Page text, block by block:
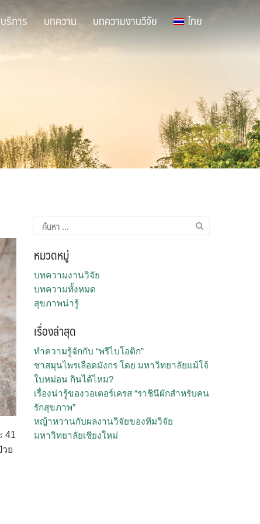
บริการ บทความ บทความงานวิจัย ไทย
41
ย
ค้นหา
สำหรับ:
หมวดหมู่
บทความงานวิจัย
บทความทั้งหมด
สุขภาพน่ารู้
เรื่องล่าสุด
ทำความรู้จักกับ “พรีไบโอติก”
ชาสมุนไพรเลือดมังกร โดย มหาวิทยาลัยแม้โจ้
ใบหม่อน กินได้ไหม?
เรื่องน่ารู้ของวอเตอร์เครส “ราชินีผักสำหรับคน
รักสุขภาพ”
หญ้าหวานกับผลงานวิจัยของทีมวิจัย
มหาวิทยาลัยเชียงใหม่